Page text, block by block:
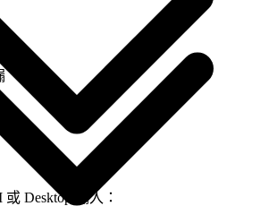
Desktop 輸入：